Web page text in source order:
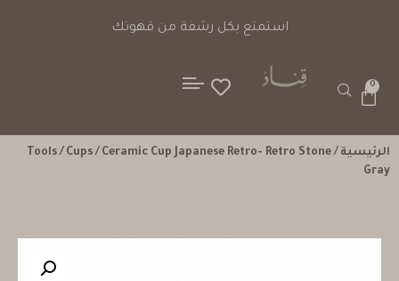
استمتع بكل رشفة من قهوتك
0
الرئيسية /
Tools/ Cups/ Ceramic Cup Japanese Retro- Retro Stone
Gray